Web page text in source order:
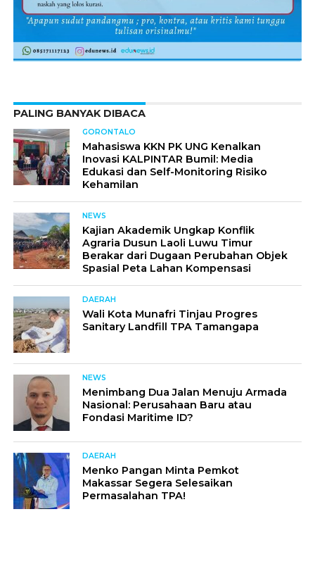
PALING BANYAK DIBACA
GORONTALO
Mahasiswa KKN PK UNG Kenalkan
Inovasi KALPINTAR Bumil: Media
Edukasi dan Self-Monitoring Risiko
Kehamilan
NEWS
Kajian Akademik Ungkap Konflik
Agraria Dusun Laoli Luwu Timur
Berakar dari Dugaan Perubahan Objek
Spasial Peta Lahan Kompensasi
DAERAH
Wali Kota Munafri Tinjau Progres
Sanitary Landfill TPA Tamangapa
NEWS
Menimbang Dua Jalan Menuju Armada
Nasional: Perusahaan Baru atau
Fondasi Maritime ID?
DAERAH
Menko Pangan Minta Pemkot
Makassar Segera Selesaikan
Permasalahan TPA!